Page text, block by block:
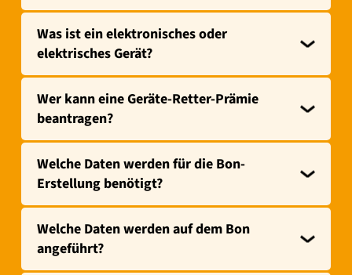
Was ist ein elektronisches oder
elektrisches Gerät?
Wer kann eine Geräte-Retter-Prämie
beantragen?
Welche Daten werden für die Bon-
Erstellung benötigt?
Welche Daten werden auf dem Bon
angeführt?